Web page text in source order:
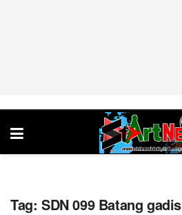
Tag: SDN 099 Batang gadis